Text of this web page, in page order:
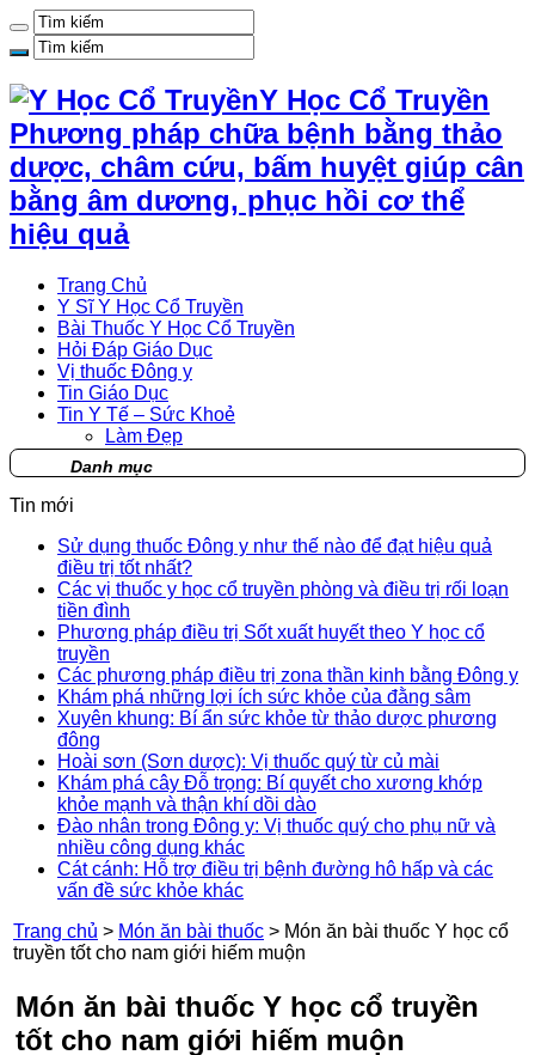
Y Học Cổ Truyền
Phương pháp chữa bệnh bằng thảo
dược, châm cứu, bấm huyệt giúp cân
bằng âm dương, phục hồi cơ thể
hiệu quả
Trang Chủ
Y Sĩ Y Học Cổ Truyền
Bài Thuốc Y Học Cổ Truyền
Hỏi Đáp Giáo Dục
Vị thuốc Đông y
Tin Giáo Dục
Tin Y Tế – Sức Khoẻ
Làm Đẹp
Danh mục
Tin mới
Sử dụng thuốc Đông y như thế nào để đạt hiệu quả
điều trị tốt nhất?
Các vị thuốc y học cổ truyền phòng và điều trị rối loạn
tiền đình
Phương pháp điều trị Sốt xuất huyết theo Y học cổ
truyền
Các phương pháp điều trị zona thần kinh bằng Đông y
Khám phá những lợi ích sức khỏe của đằng sâm
Xuyên khung: Bí ẩn sức khỏe từ thảo dược phương
đông
Hoài sơn (Sơn dược): Vị thuốc quý từ củ mài
Khám phá cây Đỗ trọng: Bí quyết cho xương khớp
khỏe mạnh và thận khí dồi dào
Đào nhân trong Đông y: Vị thuốc quý cho phụ nữ và
nhiều công dụng khác
Cát cánh: Hỗ trợ điều trị bệnh đường hô hấp và các
vấn đề sức khỏe khác
Trang chủ > Món ăn bài thuốc > Món ăn bài thuốc Y học cổ
truyền tốt cho nam giới hiếm muộn
Món ăn bài thuốc Y học cổ truyền
tốt cho nam giới hiếm muộn